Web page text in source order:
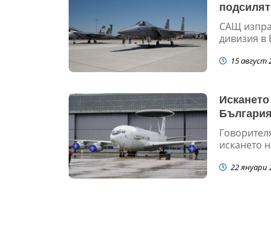
САЩ
дивизия в
15 август
искането
22 януари